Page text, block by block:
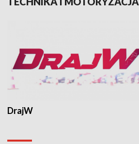
DrajW